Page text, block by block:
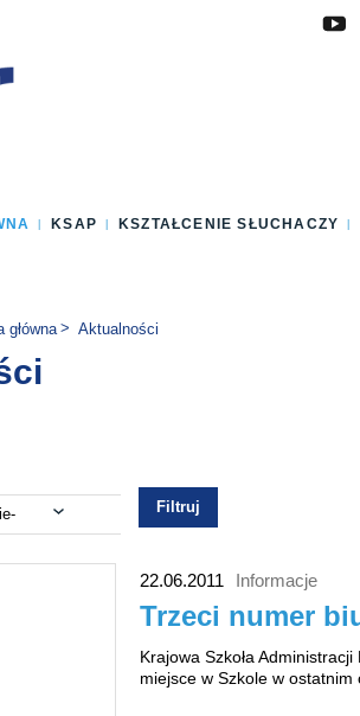
KSAP KSZTAŁCENIE SŁUCHACZY
główna Aktualności
22.06.2011 Informacje
Trzeci numer
Krajowa Szkoła
miejsce w Szkole w ostatnim